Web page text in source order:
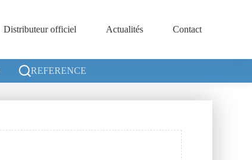
Distributeur officiel Actualités Contact
REFERENCE